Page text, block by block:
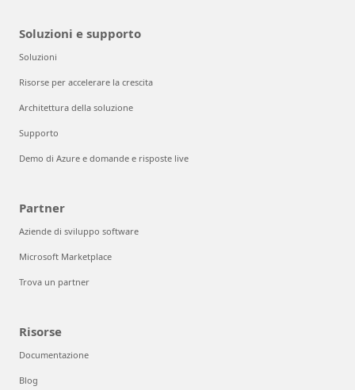
Soluzioni e supporto
Soluzioni
Risorse per accelerare la crescita
Architettura della soluzione
Supporto
Demo di Azure e domande e risposte live
Partner
Aziende di sviluppo software
Microsoft Marketplace
Trova un partner
Risorse
Documentazione
Blog